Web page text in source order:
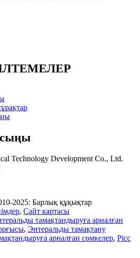
Technology Development Co., Ltd.
2025: Барлық құқықтар
, Сайт картасы
тамақтандыруға арналған
, Энтеральды тамақтану
арналған сөмкелер, Picc